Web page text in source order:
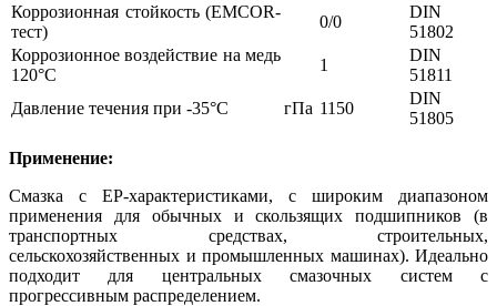
Коррозионная стойкость (EMCOR-
тест)
0/0
DIN
51802
Коррозионное воздействие на медь
120°С
1
DIN
51811
Давление течения при -35°С
гПа 1150
DIN
51805
Применение:
Смазка с ЕР-характеристиками, с широким диапазоном
применения для обычных и скользящих подшипников (в
транспортных средствах, строительных,
сельскохозяйственных и промышленных машинах). Идеально
подходит для центральных смазочных систем с
прогрессивным распределением.